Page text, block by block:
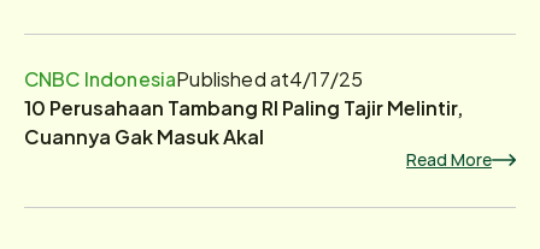
CNBC IndonesiaPublished at4/17/25
10 Perusahaan Tambang RI Paling Tajir Melintir,
Cuannya Gak Masuk Akal
Read More